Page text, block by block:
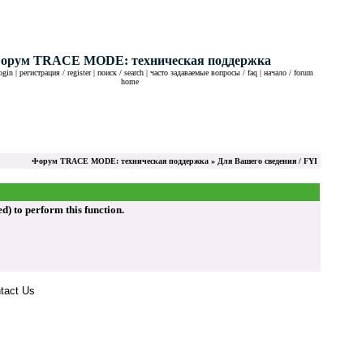
TRACE MODE: техническая поддержка
| регистрация / register | поиск / search| часто задаваемые вопросы / faq| начало / forum
home
Форум TRACE MODE: техническая поддержка » Для Вашего сведения / FYI
to perform this function.
Us